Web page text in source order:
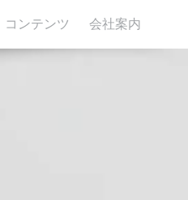
コンテンツ 会社案内